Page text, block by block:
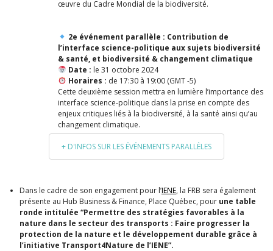
œuvre du Cadre Mondial de la biodiversité.
2e événement parallèle : Contribution de
l’interface science-politique aux sujets biodiversité
& santé, et biodiversité & changement climatique
Date : le 31 octobre 2024
Horaires : de 17:30 à 19:00 (GMT -5)
Cette deuxième session mettra en lumière l’importance des
interface science-politique dans la prise en compte des
enjeux critiques liés à la biodiversité, à la santé ainsi qu’au
changement climatique.
+ D'INFOS SUR LES ÉVÉNEMENTS PARALLÈLES
Dans le cadre de son engagement pour l’IENE, la FRB sera également
présente au Hub Business & Finance, Place Québec, pour une table
ronde intitulée “Permettre des stratégies favorables à la
nature dans le secteur des transports : Faire progresser la
protection de la nature et le développement durable grâce à
l’initiative Transport4Nature de l’IENE”.